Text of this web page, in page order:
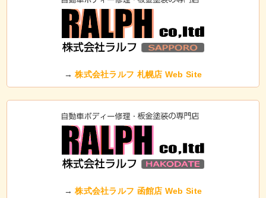
→株式会社ラルフ 札幌店 Web Site
→株式会社ラルフ 函館店 Web Site